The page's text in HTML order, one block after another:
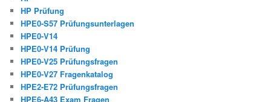
HP Prüfung
HPE0-S57 Prüfungsunterlagen
HPE0-V14
HPE0-V14 Prüfung
HPE0-V25 Prüfungsfragen
HPE0-V27 Fragenkatalog
HPE2-E72 Prüfungsfragen
HPE6-A43 Exam Fragen